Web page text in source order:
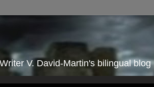
V. David-Martin's bilingual blog